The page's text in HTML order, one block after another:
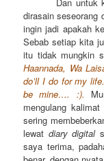
dirasain seseorang
ingin jadi apakah
Sebab setiap kita
itu tidak mungkin
Haannada, Wa
do’ll I do for my
be mine…. :).
mengulang
sering
lewat diary digital
saya terima,